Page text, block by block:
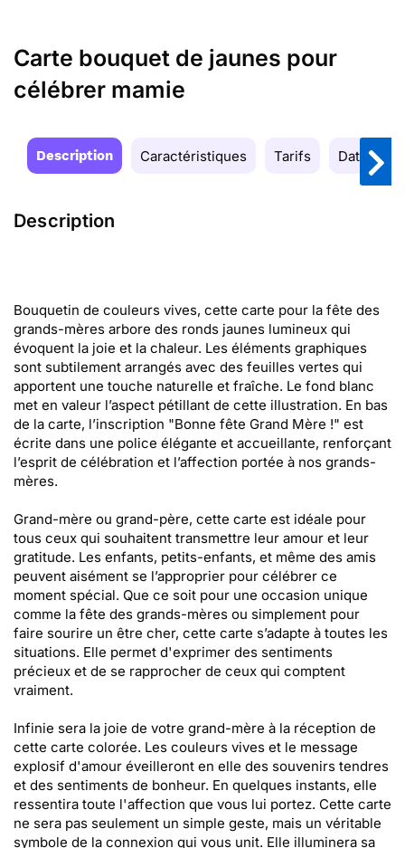
Carte bouquet de jaunes pour
célébrer mamie
Description Caractéristiques Tarifs Date de
Description
Bouquetin de couleurs vives, cette carte pour la fête des
grands-mères arbore des ronds jaunes lumineux qui
évoquent la joie et la chaleur. Les éléments graphiques
sont subtilement arrangés avec des feuilles vertes qui
apportent une touche naturelle et fraîche. Le fond blanc
met en valeur l’aspect pétillant de cette illustration. En bas
de la carte, l’inscription "Bonne fête Grand Mère !" est
écrite dans une police élégante et accueillante, renforçant
l’esprit de célébration et l’affection portée à nos grands-
mères.
Grand-mère ou grand-père, cette carte est idéale pour
tous ceux qui souhaitent transmettre leur amour et leur
gratitude. Les enfants, petits-enfants, et même des amis
peuvent aisément se l’approprier pour célébrer ce
moment spécial. Que ce soit pour une occasion unique
comme la fête des grands-mères ou simplement pour
faire sourire un être cher, cette carte s’adapte à toutes les
situations. Elle permet d'exprimer des sentiments
précieux et de se rapprocher de ceux qui comptent
vraiment.
Infinie sera la joie de votre grand-mère à la réception de
cette carte colorée. Les couleurs vives et le message
explosif d'amour éveilleront en elle des souvenirs tendres
et des sentiments de bonheur. En quelques instants, elle
ressentira toute l'affection que vous lui portez. Cette carte
ne sera pas seulement un simple geste, mais un véritable
symbole de la connexion qui vous unit. Elle illuminera sa